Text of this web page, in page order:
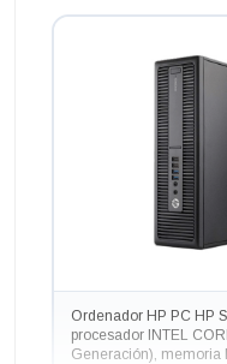
Ordenador HP PC HP
procesador INTEL
Generación), memoria